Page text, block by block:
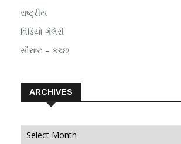
રાષ્ટ્રીય
વિડિયો ગેલેરી
સૌરાષ્ટ – કચ્છ
ARCHIVES
Archives